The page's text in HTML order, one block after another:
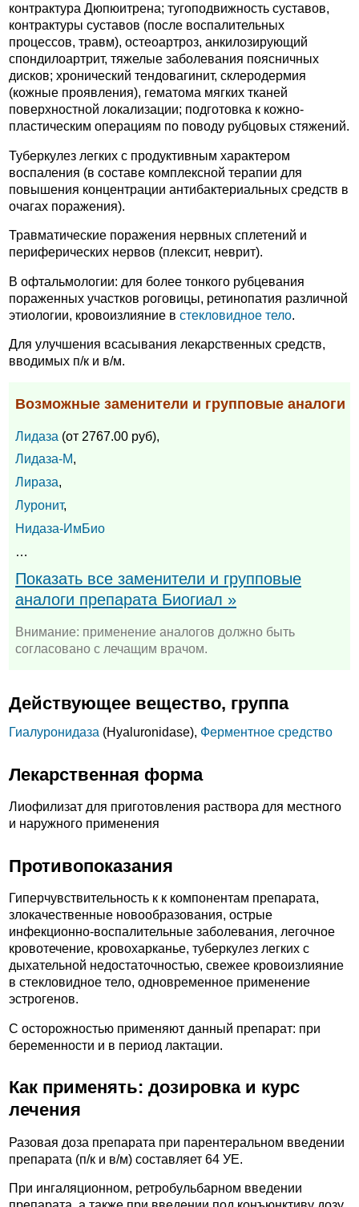
контрактура Дюпюитрена; тугоподвижность суставов,
контрактуры суставов (после воспалительных
процессов, травм), остеоартроз, анкилозирующий
спондилоартрит, тяжелые заболевания поясничных
дисков; хронический тендовагинит, склеродермия
(кожные проявления), гематома мягких тканей
поверхностной локализации; подготовка к кожно-
пластическим операциям по поводу рубцовых стяжений.
Туберкулез легких с продуктивным характером
воспаления (в составе комплексной терапии для
повышения концентрации антибактериальных средств в
очагах поражения).
Травматические поражения нервных сплетений и
периферических нервов (плексит, неврит).
В офтальмологии: для более тонкого рубцевания
пораженных участков роговицы, ретинопатия различной
этиологии, кровоизлияние в стекловидное тело.
Для улучшения всасывания лекарственных средств,
вводимых п/к и в/м.
Возможные заменители и групповые аналоги
Лидаза (от 2767.00 руб),
Лидаза-М,
Лираза,
Луронит,
Нидаза-ИмБио
…
Показать все заменители и групповые
аналоги препарата Биогиал »
Внимание: применение аналогов должно быть
согласовано с лечащим врачом.
Действующее вещество, группа
Гиалуронидаза (Hyaluronidase), Ферментное средство
Лекарственная форма
Лиофилизат для приготовления раствора для местного
и наружного применения
Противопоказания
Гиперчувствительность к к компонентам препарата,
злокачественные новообразования, острые
инфекционно-воспалительные заболевания, легочное
кровотечение, кровохарканье, туберкулез легких с
дыхательной недостаточностью, свежее кровоизлияние
в стекловидное тело, одновременное применение
эстрогенов.
C осторожностью применяют данный препарат: при
беременности и в период лактации.
Как применять: дозировка и курс
лечения
Разовая доза препарата при парентеральном введении
препарата (п/к и в/м) составляет 64 УЕ.
При ингаляционном, ретробульбарном введении